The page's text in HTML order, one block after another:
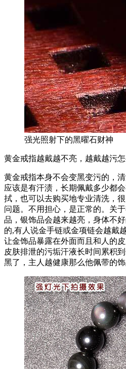
强光照射下的黑曜石财神
黄金戒指越戴越不亮，越戴越污怎
黄金戒指本身不会变黑变污的，
应该是有汗渍，长期佩戴多少都
拭，也可以去购买地专业清洗，
问题。不用担心，是正常的。关
品，银饰品会越来越亮，身体不
的,有人说金手链或金项链会越戴
让金饰品暴露在外面而且和人的
皮肤排泄的污垢汗液长时间累积
黑了，主人越健康那么他佩带的饰